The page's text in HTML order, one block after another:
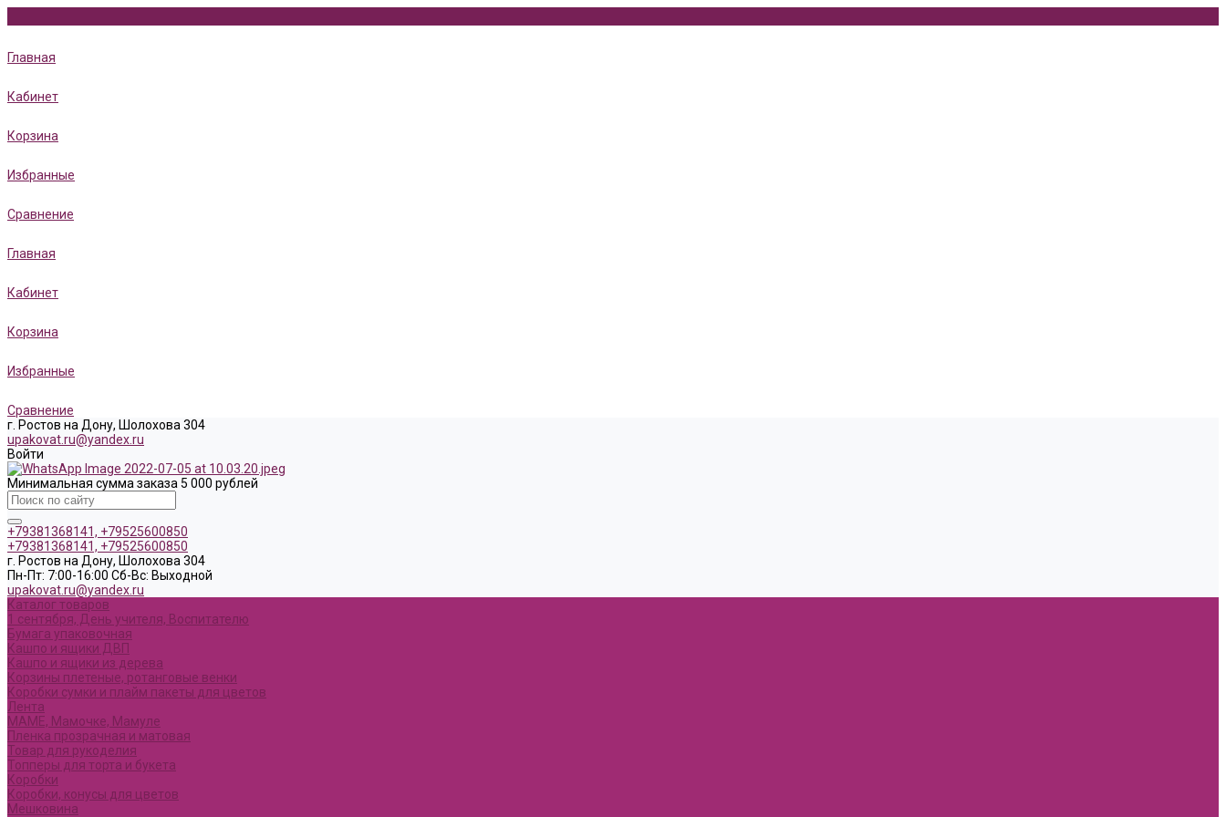
Главная
Кабинет
Корзина
Избранные
Сравнение
Главная
Кабинет
Корзина
Избранные
Сравнение
г. Ростов на Дону, Шолохова 304
upakovat.ru@yandex.ru
Войти
Минимальная сумма заказа 5 000 рублей
+79381368141, +79525600850
+79381368141, +79525600850
г. Ростов на Дону, Шолохова 304
Пн-Пт: 7:00-16:00 Cб-Вс: Выходной
upakovat.ru@yandex.ru
Каталог товаров
1 сентября, День учителя, Воспитателю
Бумага упаковочная
Кашпо и ящики ДВП
Кашпо и ящики из дерева
Корзины плетеные, ротанговые венки
Коробки сумки и плайм пакеты для цветов
Лента
МАМЕ, Мамочке, Мамуле
Пленка прозрачная и матовая
Товар для рукоделия
Топперы для торта и букета
Коробки
Коробки, конусы для цветов
Мешковина